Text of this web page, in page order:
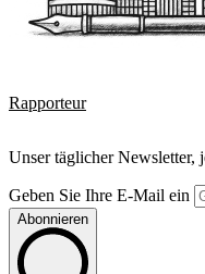
Rapporteur
Unser täglicher Newsletter,
Geben Sie Ihre E-Mail ein
Abonnieren